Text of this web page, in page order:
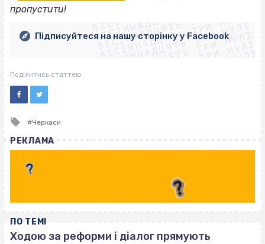
пропустити!
ВІСІМНАДЦЯТЬ ТРИ НУЛІ
ВІСІМНАДЦЯТЬ ТРИ НУЛІ
ВІСІМНАДЦЯТЬ ТРИ НУЛІ
ВІСІМНАДЦЯТЬ ТРИ НУЛІ
ВІСІМНАДЦЯТЬ ТРИ НУЛІ
ВІСІМНАДЦЯТЬ ТРИ НУЛІ
ВІСІМНАДЦЯТЬ ТРИ НУЛІ
Підписуйтеся на нашу сторінку у Facebook
Поділитись статтею
Tagged
Черкаси
РЕКЛАМА
ПО ТЕМІ
Ходою за реформи і діалог прямують